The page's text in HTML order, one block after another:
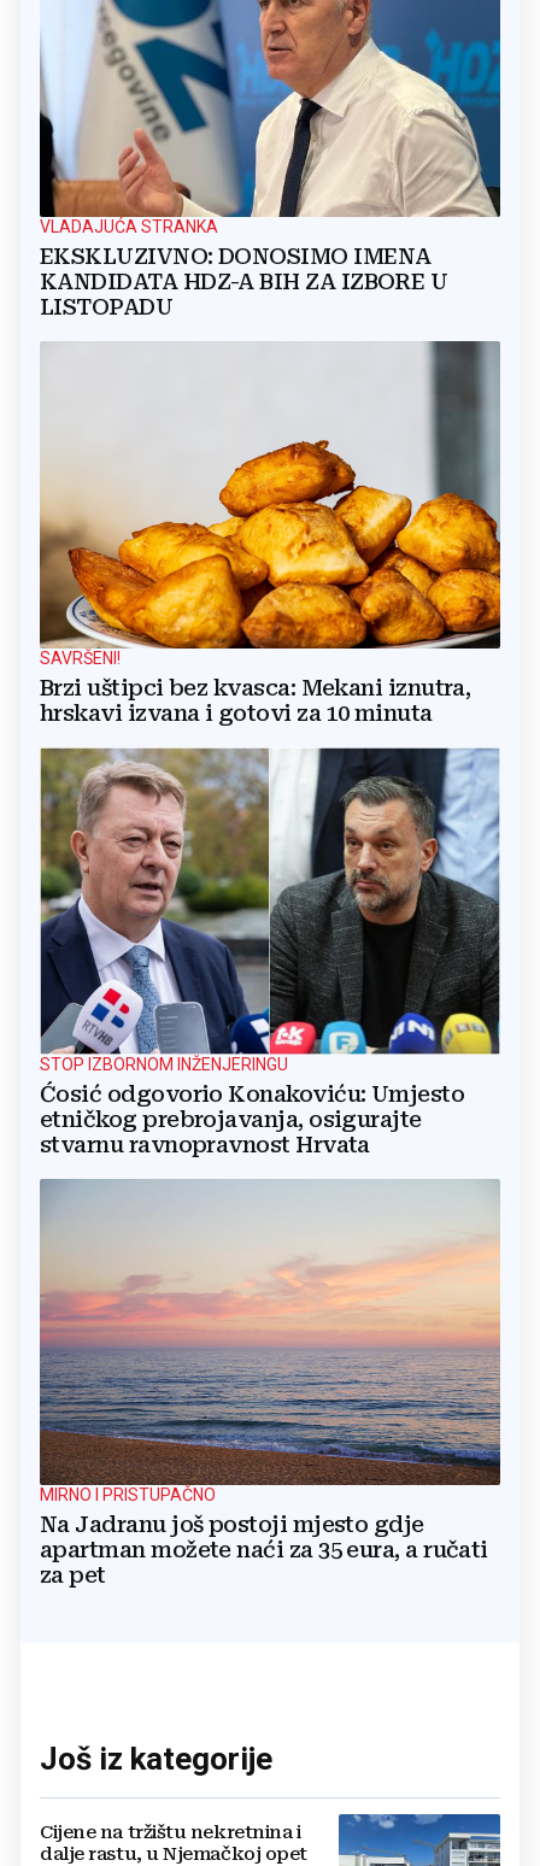
VLADAJUĆA STRANKA
EKSKLUZIVNO: DONOSIMO IMENA
KANDIDATA HDZ-A BIH ZA IZBORE U
LISTOPADU
SAVRŠENI!
Brzi uštipci bez kvasca: Mekani iznutra,
hrskavi izvana i gotovi za 10 minuta
STOP IZBORNOM INŽENJERINGU
Ćosić odgovorio Konakoviću: Umjesto
etničkog prebrojavanja, osigurajte
stvarnu ravnopravnost Hrvata
MIRNO I PRISTUPAČNO
Na Jadranu još postoji mjesto gdje
apartman možete naći za 35 eura, a ručati
za pet
Još iz kategorije
Cijene na tržištu nekretnina i
dalje rastu, u Njemačkoj opet